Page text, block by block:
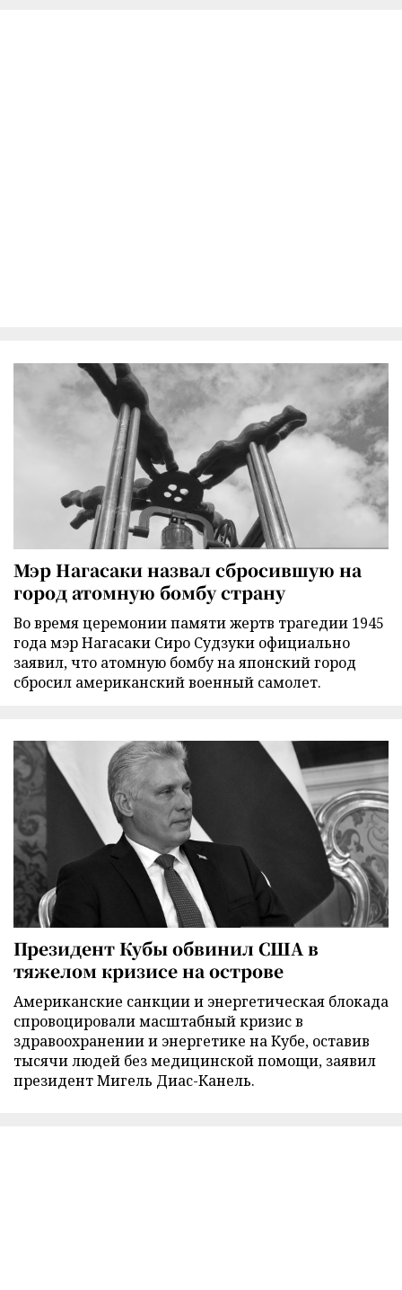
Мэр Нагасаки назвал сбросившую на
город атомную бомбу страну
Во время церемонии памяти жертв трагедии 1945
года мэр Нагасаки Сиро Судзуки официально
заявил, что атомную бомбу на японский город
сбросил американский военный самолет.
Президент Кубы обвинил США в
тяжелом кризисе на острове
Американские санкции и энергетическая блокада
спровоцировали масштабный кризис в
здравоохранении и энергетике на Кубе, оставив
тысячи людей без медицинской помощи, заявил
президент Мигель Диас-Канель.